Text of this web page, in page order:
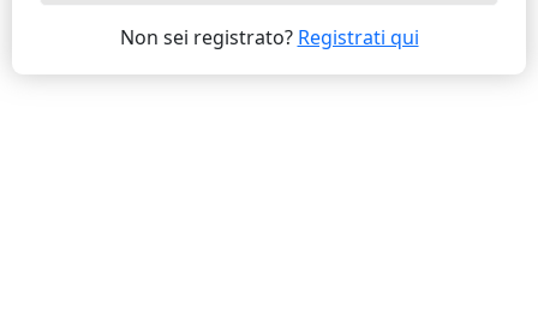
Non sei registrato? Registrati qui